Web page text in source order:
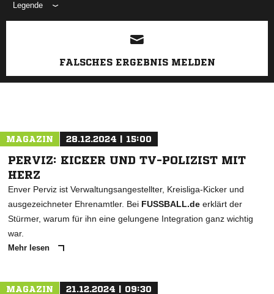
Legende
ANZEIGE
FALSCHES ERGEBNIS MELDEN
MAGAZIN 28.12.2024 | 15:00
PERVIZ: KICKER UND TV-POLIZIST MIT
HERZ
Enver Perviz ist Verwaltungsangestellter, Kreisliga-Kicker und
ausgezeichneter Ehrenamtler. Bei FUSSBALL.de erklärt der
Stürmer, warum für ihn eine gelungene Integration ganz wichtig
war.
Mehr lesen
MAGAZIN 21.12.2024 | 09:30